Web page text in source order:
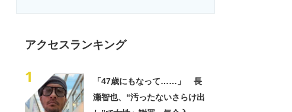
アクセスランキング
1
「47歳にもなって……」 長
瀬智也、“汚ったないさらけ出